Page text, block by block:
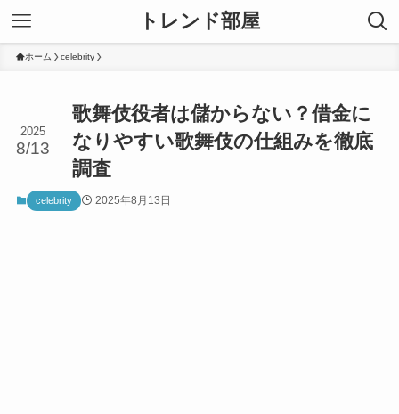
トレンド部屋
ホーム celebrity
歌舞伎役者は儲からない？借金に
なりやすい歌舞伎の仕組みを徹底
調査
2025
8/13
celebrity 2025年8月13日